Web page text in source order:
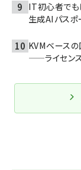
IT初心者でも
生成AIパスポ
KVMベース
——ライセン